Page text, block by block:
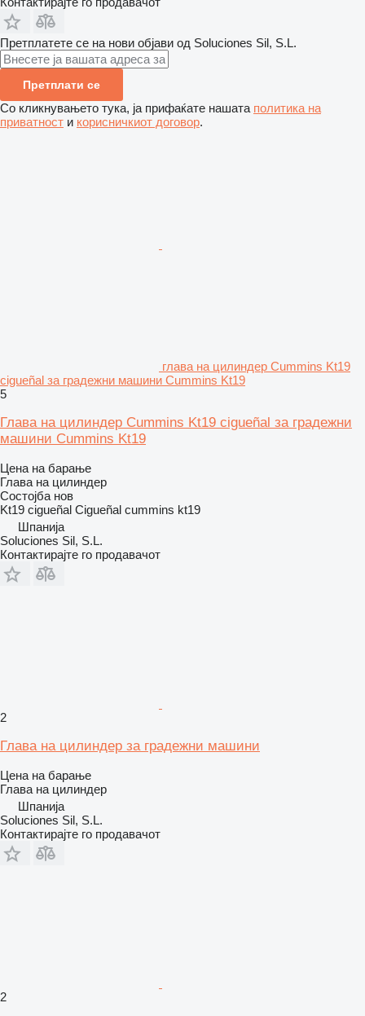
Претплатете се на нови објави од Soluciones Sil, S.L.
Претплати се
Со кликнувањето тука, ја прифаќате нашата политика на
приватност и корисничкиот договор.
глава на цилиндер Cummins Kt19
cigueñal за градежни машини Cummins Kt19
5
Глава на цилиндер Cummins Kt19 cigueñal за градежни
машини Cummins Kt19
Цена на барање
Глава на цилиндер
Состојба нов
Kt19 cigueñal Cigueñal cummins kt19
Шпанија
Soluciones Sil, S.L.
Контактирајте го продавачот
2
Глава на цилиндер за градежни машини
Цена на барање
Глава на цилиндер
Шпанија
Soluciones Sil, S.L.
Контактирајте го продавачот
2